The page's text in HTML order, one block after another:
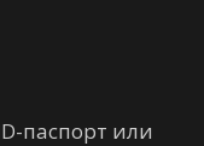
паспорт или